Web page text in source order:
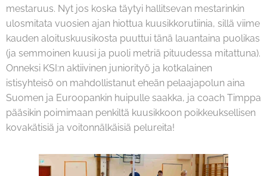
mestaruus. Nyt jos koska täytyi hallitsevan mestarinkin
ulosmitata vuosien ajan hiottua kuusikkorutiinia, sillä viime
kauden aloituskuusikosta puuttui tänä lauantaina puolikas
(ja semmoinen kuusi ja puoli metriä pituudessa mitattuna).
Onneksi KSI:n aktiivinen juniorityö ja kotkalainen
istisyhteisö on mahdollistanut eheän pelaajapolun aina
Suomen ja Euroopankin huipulle saakka, ja coach Timppa
pääsikin poimimaan penkiltä kuusikkoon poikkeuksellisen
kovakätisiä ja voitonnälkäisiä pelureita!